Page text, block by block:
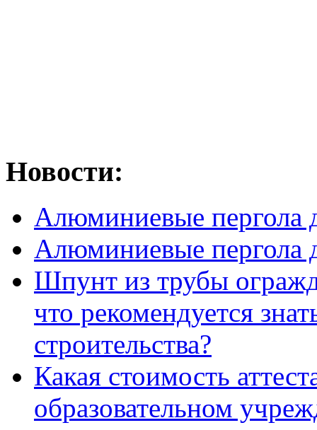
Новости:
Алюминиевые пергола
Алюминиевые пергола
Шпунт из трубы
что рекомендуется
строительства?
Какая стоимость
образовательном